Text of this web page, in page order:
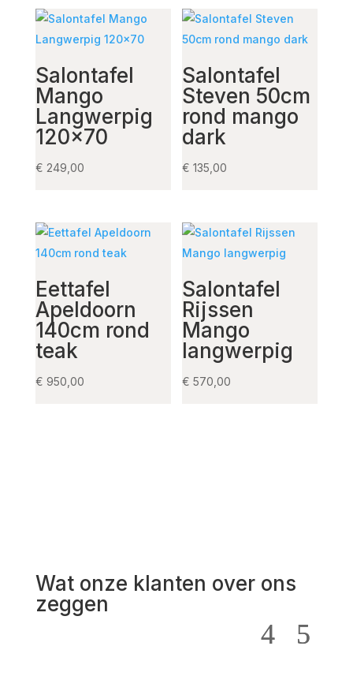
Salontafel
Mango
Langwerpig
120×70
€ 249,00
Salontafel
Steven 50cm
rond mango
dark
€ 135,00
Eettafel
Apeldoorn
140cm rond
teak
€ 950,00
Salontafel
Rijssen
Mango
langwerpig
€ 570,00
Wat onze klanten over ons
zeggen